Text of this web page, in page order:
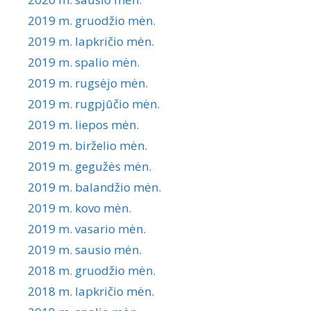
2019 m. gruodžio mėn.
2019 m. lapkričio mėn.
2019 m. spalio mėn.
2019 m. rugsėjo mėn.
2019 m. rugpjūčio mėn.
2019 m. liepos mėn.
2019 m. birželio mėn.
2019 m. gegužės mėn.
2019 m. balandžio mėn.
2019 m. kovo mėn.
2019 m. vasario mėn.
2019 m. sausio mėn.
2018 m. gruodžio mėn.
2018 m. lapkričio mėn.